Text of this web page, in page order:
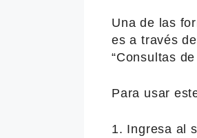
Una de las
es a través
“Consultas
Para usar
1. Ingresa al